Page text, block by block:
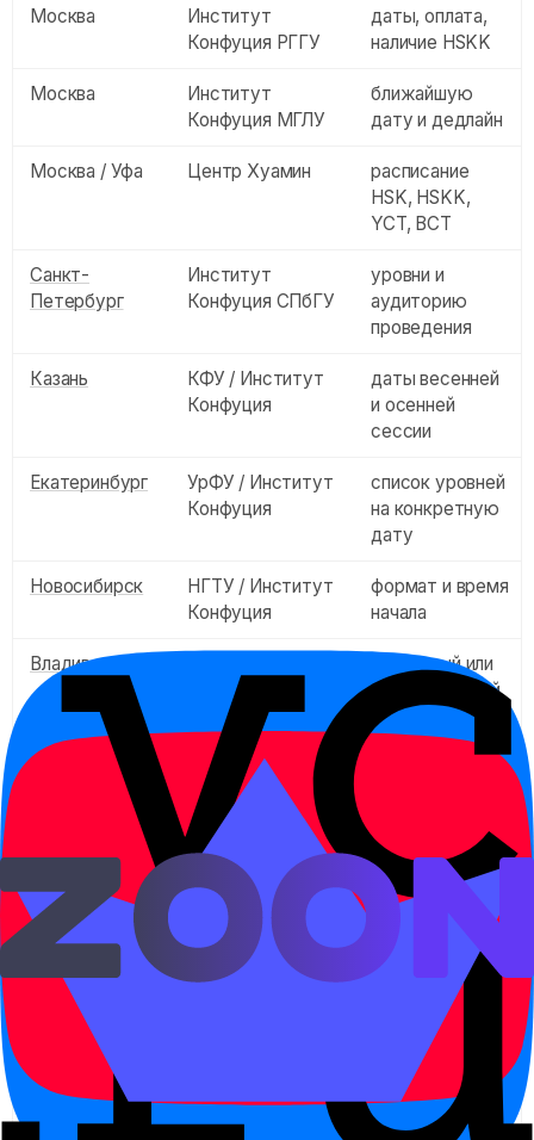
Москва
Институт
Конфуция РГГУ
даты, оплата,
наличие HSKK
Москва
Институт
Конфуция МГЛУ
ближайшую
дату и дедлайн
Москва / Уфа Центр Хуамин
расписание
HSK, HSKK,
YCT, BCT
Санкт-
Петербург
Институт
Конфуция СПбГУ
уровни и
аудиторию
проведения
Казань
КФУ / Институт
Конфуция
даты весенней
и осенней
сессии
Екатеринбург
УрФУ / Институт
Конфуция
список уровней
на конкретную
дату
Новосибирск
НГТУ / Институт
Конфуция
формат и время
начала
Владивосток
Институт
Конфуция
бумажный или
компьютерный
формат
Краснодар
КубГУ /
Институт
Конфуция
Дону
ЮФУ / Институт
Конфуция
даты и контакт
ответственного
Красноярск
КГПУ / Институт
Конфуция
уровни HSKK и
дедлайны
Благовещенск
допуска и
возврата
оплаты